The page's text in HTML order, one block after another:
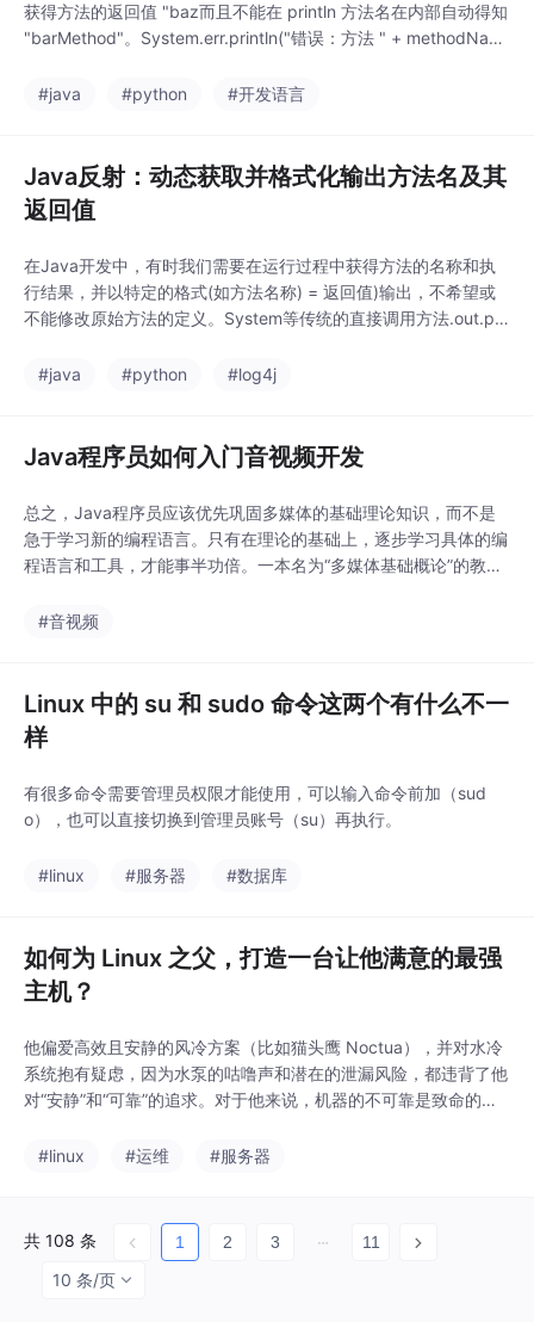
获得方法的返回值 "baz而且不能在 println 方法名在内部自动得知
"barMethod"。System.err.println("错误：方法 " + methodNam
作的性能通常低于直
#java #python #开发语言
Java反射：动态获取并格式化输出方法名及其
返回值
在Java开发中，有时我们需要在运行过程中获得方法的名称和执
行结果，并以特定的格式(如方法名称) = 返回值)输出，不希望或
不能修改原始方法的定义。System等传统的直接调用方法.out.pri
获取方法名称。请检查方法名和参数类型是否正确。// System.ou
#java #python #log4j
Java程序员如何入门音视频开发
总之，Java程序员应该优先巩固多媒体的基础理论知识，而不是
急于学习新的编程语言。只有在理论的基础上，逐步学习具体的编
程语言和工具，才能事半功倍。一本名为“多媒体基础概论”的教科
技术的核心概念和原则，为后续学习奠定了坚实的基础。成功的关
#音视频
Linux 中的 su 和 sudo 命令这两个有什么不一
样
有很多命令需要管理员权限才能使用，可以输入命令前加（sud
o），也可以直接切换到管理员账号（su）再执行。
#linux #服务器 #数据库
如何为 Linux 之父，打造一台让他满意的最强
主机？
他偏爱高效且安静的风冷方案（比如猫头鹰 Noctua），并对水冷
系统抱有疑虑，因为水泵的咕噜声和潜在的泄漏风险，都违背了他
对“安静”和“可靠”的追求。对于他来说，机器的不可靠是致命的，
对于工作设备的硬件有了重新的认识，真正的“最强”并非来自最昂
#linux #运维 #服务器
共 108 条 1 2 3 11
10 条/页